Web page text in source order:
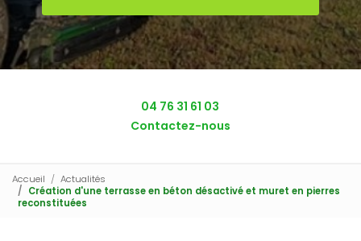
04 76 31 61 03
Contactez-nous
Accueil
Actualités
Création d'une terrasse en béton désactivé et muret en pierres
reconstituées